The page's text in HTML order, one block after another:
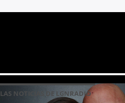
LAS NOTICIAS DE LGNRADIO